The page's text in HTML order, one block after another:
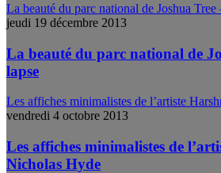
La beauté du parc national de Joshua Tree
jeudi 19 décembre 2013
La beauté du parc national de
lapse
Les affiches minimalistes de l’artiste
vendredi 4 octobre 2013
Les affiches minimalistes de
Nicholas Hyde